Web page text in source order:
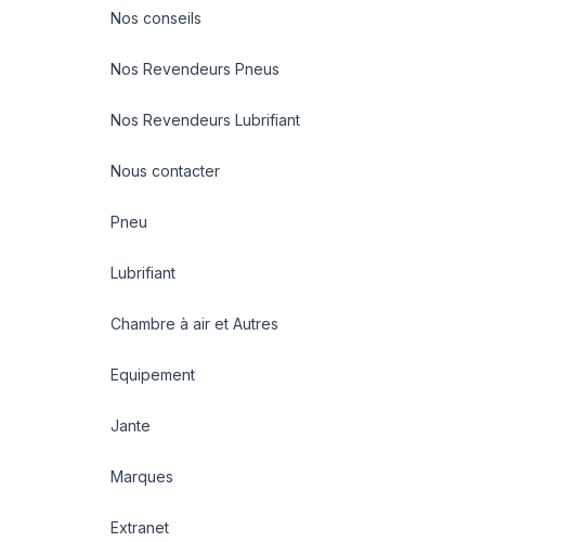
Nos conseils
Nos Revendeurs Pneus
Nos Revendeurs Lubrifiant
Nous contacter
Pneu
Lubrifiant
Chambre à air et Autres
Equipement
Jante
Marques
Extranet